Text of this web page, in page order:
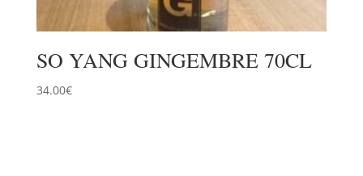
SO YANG GINGEMBRE 70CL
34.00€